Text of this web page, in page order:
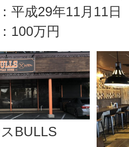
平成29年11月11日
100万円
BULLS